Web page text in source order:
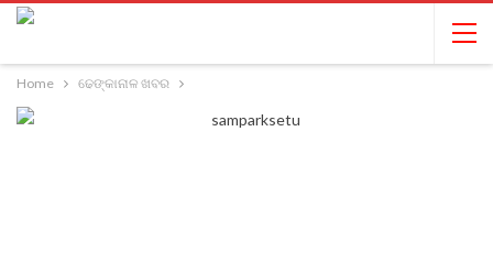
Home ଢେଙ୍କାନାଳ ଖବର